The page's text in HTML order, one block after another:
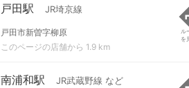
戸田駅 JR埼京線
戸田市新曽字柳原
このページの店舗から 1.9 km
ル
を
南浦和駅 JR武蔵野線 など